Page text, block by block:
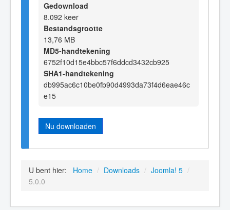
Gedownload
8.092 keer
Bestandsgrootte
13,76 MB
MD5-handtekening
6752f10d15e4bbc57f6ddcd3432cb925
SHA1-handtekening
db995ac6c10be0fb90d4993da73f4d6eae46c
e15
Nu downloaden
U bent hier: Home / Downloads / Joomla! 5 /
5.0.0